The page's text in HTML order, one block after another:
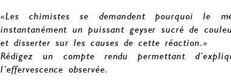
«Les chimistes se demandent pourquoi le
instantanément un puissant geyser sucré de
et disserter sur les causes de cette réaction.»
Rédigez un compte rendu permettant
l’effervescence observée.